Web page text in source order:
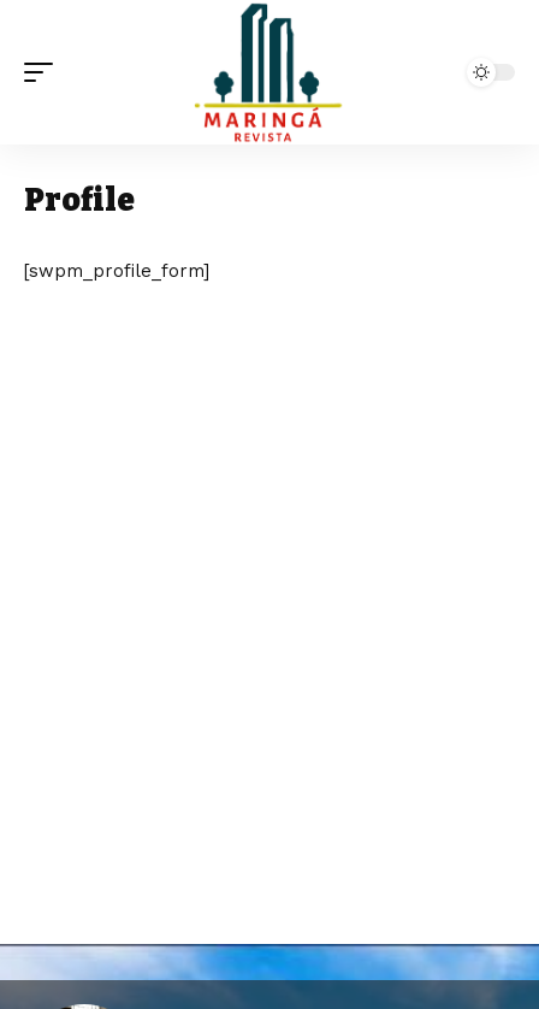
Profile
[swpm_profile_form]